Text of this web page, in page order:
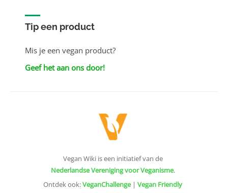
Tip een product
Mis je een vegan product?
Geef het aan ons door!
Vegan Wiki is een initiatief van de
Nederlandse Vereniging voor Veganisme.
Ontdek ook:VeganChallenge| Vegan Friendly